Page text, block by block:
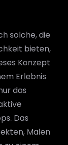
solche, die
bieten,
Konzept
Erlebnis
das
Das
Malen